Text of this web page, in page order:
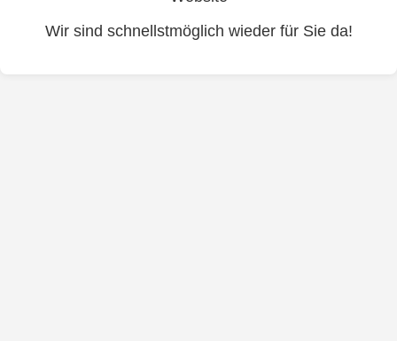
Wir sind schnellstmöglich wieder für Sie da!